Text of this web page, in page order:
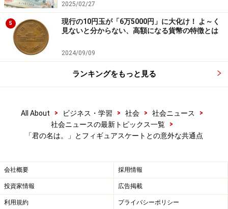
界におけるリアリティだ。
一度見たらもはや他の展開など考えられなくなるほど現
実感をもって物語の展開を受け入れられた時、人はその
物語にリアリティを感じる。
フィギュアスケートである。
2025/02/27
5
現行の10円玉が「6万5000円」に大化け！ よ～く
見ないと分からない、高額になる貨幣の特徴とは
2024/09/09
ランキングをもっと見る
All About > ビジネス・学習 > 社会 > 社会ニュース
>
社会ニュースの最新トピックス一覧
>
「君の名は。」とフィギュアスケートとの意外な共通点
会社概要 採用情報
投資家情報 広告掲載
利用規約 プライバシーポリシー